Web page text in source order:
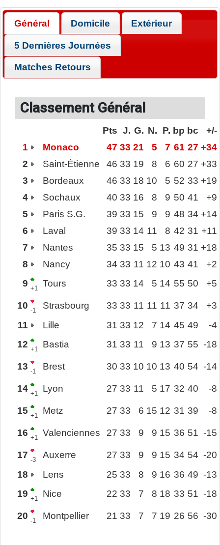
Général Domicile Extérieur
5 Dernières Journées
Matches Retours
Classement Général
Pts J. G. N. P. bp bc
+/-
1
Monaco 47 33 21 5 7 61 27 +34
2
Saint-Étienne 46 33 19 8 6 60 27 +33
3
Bordeaux 46 33 18 10 5 52 33 +19
4
Sochaux 40 33 16 8 9 50 41
+9
5
Paris S.G. 39 33 15 9 9 48 34 +14
6
Laval 39 33 14 11 8 42 31 +11
7
Nantes 35 33 15 5 13 49 31 +18
8
Nancy 34 33 11 12 10 43 41
+2
9 +1 Tours 33 33 14 5 14 55 50 +5
10 -1 Strasbourg 33 33 11 11 11 37 34
+3
11
Lille 31 33 12 7 14 45 49
-4
12 +1 Bastia 31 33 11 9 13 37 55 -18
13 -1 Brest 30 33 10 10 13 40 54 -14
14 +1 Lyon 27 33 11 5 17 32 40 -8
15 +1 Metz 27 33 6 15 12 31 39 -8
16 +1 Valenciennes 27 33 9 9 15 36 51 -15
17 -3 Auxerre 27 33 9 9 15 34 54 -20
18
Lens 25 33 8 9 16 36 49 -13
19 +1 Nice 22 33 7 8 18 33 51 -18
20 -1 Montpellier 21 33 7 7 19 26 56 -30